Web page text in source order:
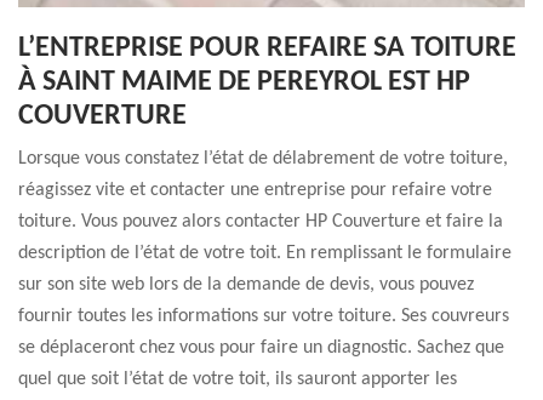
L’ENTREPRISE POUR REFAIRE SA TOITURE
À SAINT MAIME DE PEREYROL EST HP
COUVERTURE
Lorsque vous constatez l’état de délabrement de votre toiture,
réagissez vite et contacter une entreprise pour refaire votre
toiture. Vous pouvez alors contacter HP Couverture et faire la
description de l’état de votre toit. En remplissant le formulaire
sur son site web lors de la demande de devis, vous pouvez
fournir toutes les informations sur votre toiture. Ses couvreurs
se déplaceront chez vous pour faire un diagnostic. Sachez que
quel que soit l’état de votre toit, ils sauront apporter les